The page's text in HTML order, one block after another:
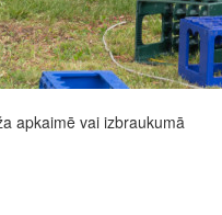
apkaimē vai izbraukumā